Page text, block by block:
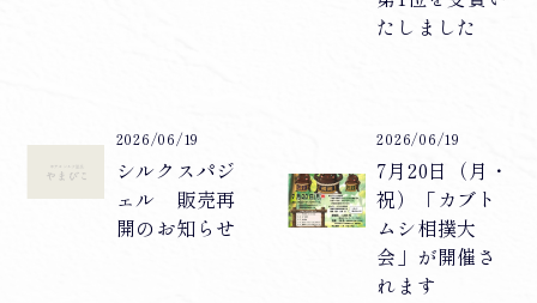
たしました
2026/06/19
シルクスパジ
ェル 販売再
開のお知らせ
2026/06/19
7月20日（月・
祝）「カブト
ムシ相撲大
会」が開催さ
れます